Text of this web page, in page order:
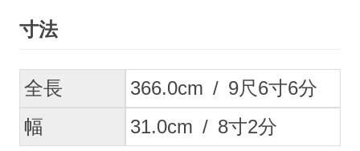
寸法
全長 366.0cm / 9尺6寸6分
幅
31.0cm / 8寸2分